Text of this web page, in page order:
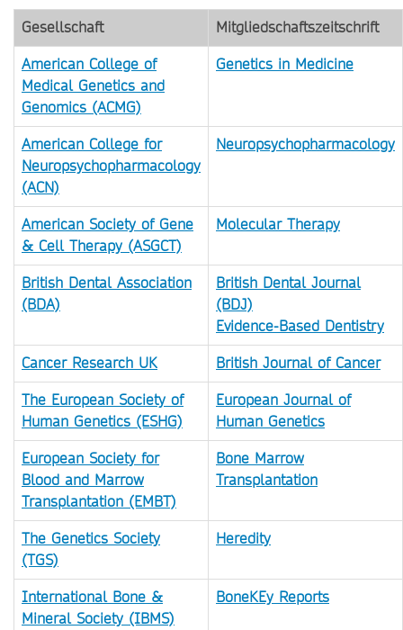
Gesellschaft
Mitgliedschaftszeitschrift
American College of
Medical Genetics and
Genomics (ACMG)
Genetics in Medicine
American College for
Neuropsychopharmacology
(ACN)
Neuropsychopharmacology
American Society of Gene
& Cell Therapy (ASGCT)
Molecular Therapy
British Dental Association
(BDA)
British Dental Journal
(BDJ)
Evidence-Based Dentistry
Cancer Research UK
British Journal of Cancer
The European Society of
Human Genetics (ESHG)
European Journal of
Human Genetics
European Society for
Blood and Marrow
Transplantation (EMBT)
Bone Marrow
Transplantation
The Genetics Society
(TGS)
Heredity
International Bone &
Mineral Society (IBMS)
BoneKEy Reports